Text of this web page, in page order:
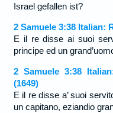
Israel gefallen ist?
2 Samuele 3:38 Italian:
E il re disse ai suoi
principe ed un
2 Samuele 3:38
(1649)
E il re disse a’ suoi
un capitano, eziandio